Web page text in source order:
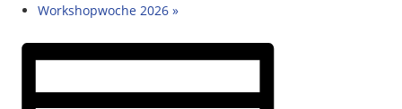
Workshopwoche 2026»